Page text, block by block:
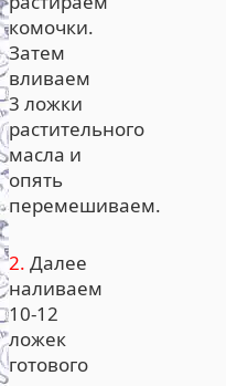
комочки.
Затем
вливаем
3 ложки
растительного
масла и
опять
перемешиваем.
2. Далее
наливаем
10-12
ложек
готового